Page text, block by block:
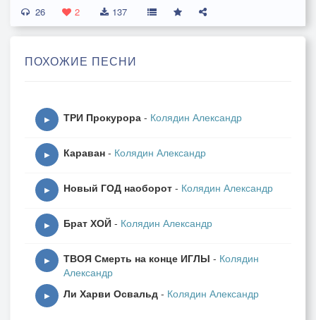
26 2 137
ПОХОЖИЕ ПЕСНИ
▶ ТРИ Прокурора - Колядин Александр
▶ Караван - Колядин Александр
▶ Новый ГОД наоборот - Колядин Александр
▶ Брат ХОЙ - Колядин Александр
▶ ТВОЯ Смерть на конце ИГЛЫ - Колядин
Александр
▶ Ли Харви Освальд - Колядин Александр